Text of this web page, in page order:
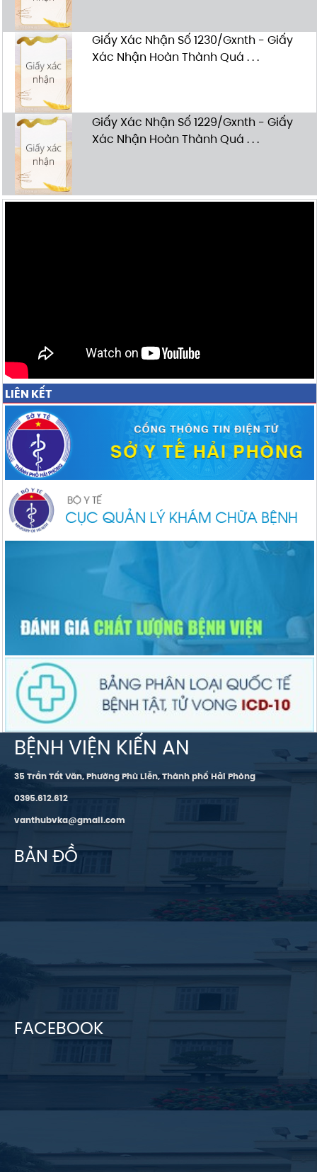
Giấy Xác Nhận Số 1230/Gxnth - Giấy
Xác Nhận Hoàn Thành Quá . . .
Giấy Xác Nhận Số 1229/Gxnth - Giấy
Xác Nhận Hoàn Thành Quá . . .
LIÊN KẾT
BỆNH VIỆN KIẾN AN
35 Trần Tất Văn, Phường Phù Liễn, Thành phố Hải Phòng
0395.612.612
vanthubvka@gmail.com
BẢN ĐỒ
FACEBOOK